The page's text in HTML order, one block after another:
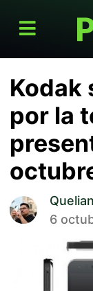
Kodak
por la
6